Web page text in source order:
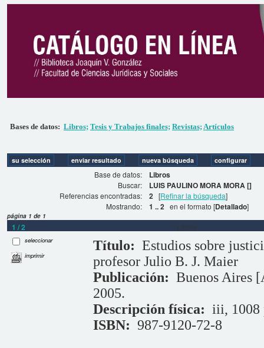
Bases de datos: Libros; Tesis y Trabajos finales; Revistas;Artículos
Base de datos: Libros
Buscar: LUIS PAULINO MORA MORA []
Referencias encontradas: 2 [Refinar la búsqueda]
Mostrando:
1 .. 2 en el formato [Detallado]
página 1 de 1
1 / 2 Libros
seleccionar
imprimir
Título: Estudios sobre
profesor Julio B. J. Maier
Publicación: Buenos Aires
2005.
Descripción física: iii, 1008
ISBN: 987-9120-72-8